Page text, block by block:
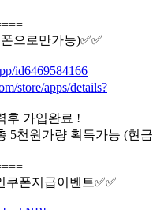
으로만가능)✅✅
id6469584166
store/apps/details?
후 가입완료 !
5천원가량 획득가능 (현금
쿠폰지급이벤트✅✅